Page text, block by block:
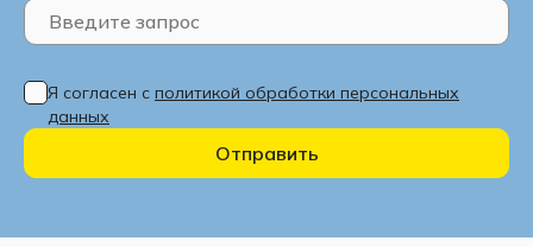
Я согласен с политикой обработки персональных
данных
Отправить